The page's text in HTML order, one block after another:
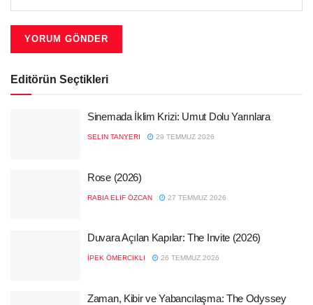
Editörün Seçtikleri
Sinemada İklim Krizi: Umut Dolu Yarınlara
SELIN TANYERI 29 TEMMUZ 2026
Rose (2026)
RABIA ELIF ÖZCAN 27 TEMMUZ 2026
Duvara Açılan Kapılar: The Invite (2026)
İPEK ÖMERCIKLI 26 TEMMUZ 2026
Zaman, Kibir ve Yabancılaşma: The Odyssey